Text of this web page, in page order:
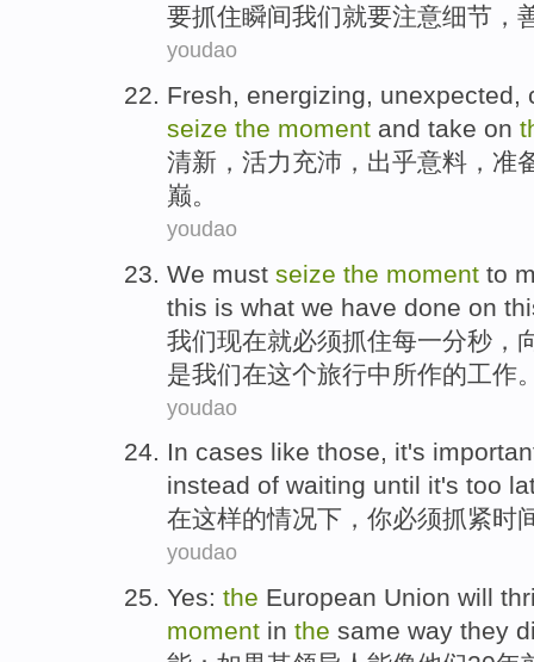
要抓住瞬间我们就要注意细节 ，
youdao
Fresh, energizing, unexpected,
seize the moment and take on
清新 ， 活力充沛， 出乎意料 ， 准
巅。
youdao
We must seize the moment to
this is what we have done on
我们现在就必须抓住每一分秒，
是我们在这个旅行中所作的工作
youdao
In cases like those, it's
instead of waiting until it's too
在这样的情况下 ， 你必须抓紧时
youdao
Yes: the European Union will
moment in the same way they